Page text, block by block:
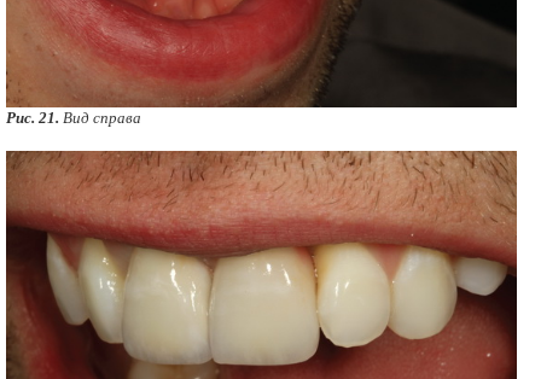
Рис. 21. Вид справа